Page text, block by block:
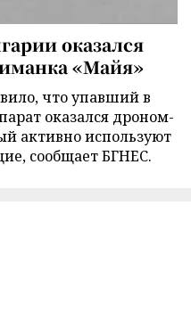
оказался
«Майя»
что упавший в
оказался дроном-
активно используют
сообщает БГНЕС.